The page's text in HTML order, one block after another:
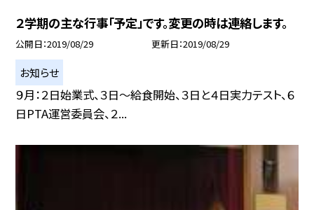
２学期の主な行事「予定」です。変更の時は連絡します。
公開日 2019/08/29 更新日 2019/08/29
お知らせ
９月：２日始業式、３日〜給食開始、３日と４日実力テスト、６
日PTA運営委員会、２...